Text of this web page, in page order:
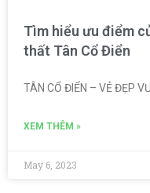
Tìm hiểu ưu điểm
thất Tân Cổ Điển
TÂN CỔ ĐIỂN – VẺ ĐẸP
XEM THÊM »
May 6, 2023